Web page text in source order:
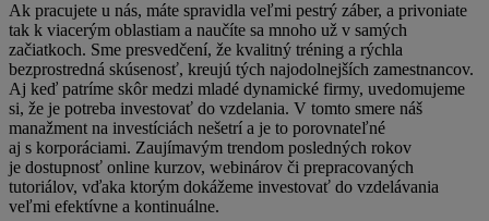
Ak pracujete u nás, máte spravidla veľmi pestrý záber, a privoniate
tak k viacerým oblastiam a naučíte sa mnoho už v samých
začiatkoch. Sme presvedčení, že kvalitný tréning a rýchla
bezprostredná skúsenosť, kreujú tých najodolnejších zamestnancov.
Aj keď patríme skôr medzi mladé dynamické firmy, uvedomujeme
si, že je potreba investovať do vzdelania. V tomto smere náš
manažment na investíciách nešetrí a je to porovnateľné
aj s korporáciami. Zaujímavým trendom posledných rokov
je dostupnosť online kurzov, webinárov či prepracovaných
tutoriálov, vďaka ktorým dokážeme investovať do vzdelávania
veľmi efektívne a kontinuálne.